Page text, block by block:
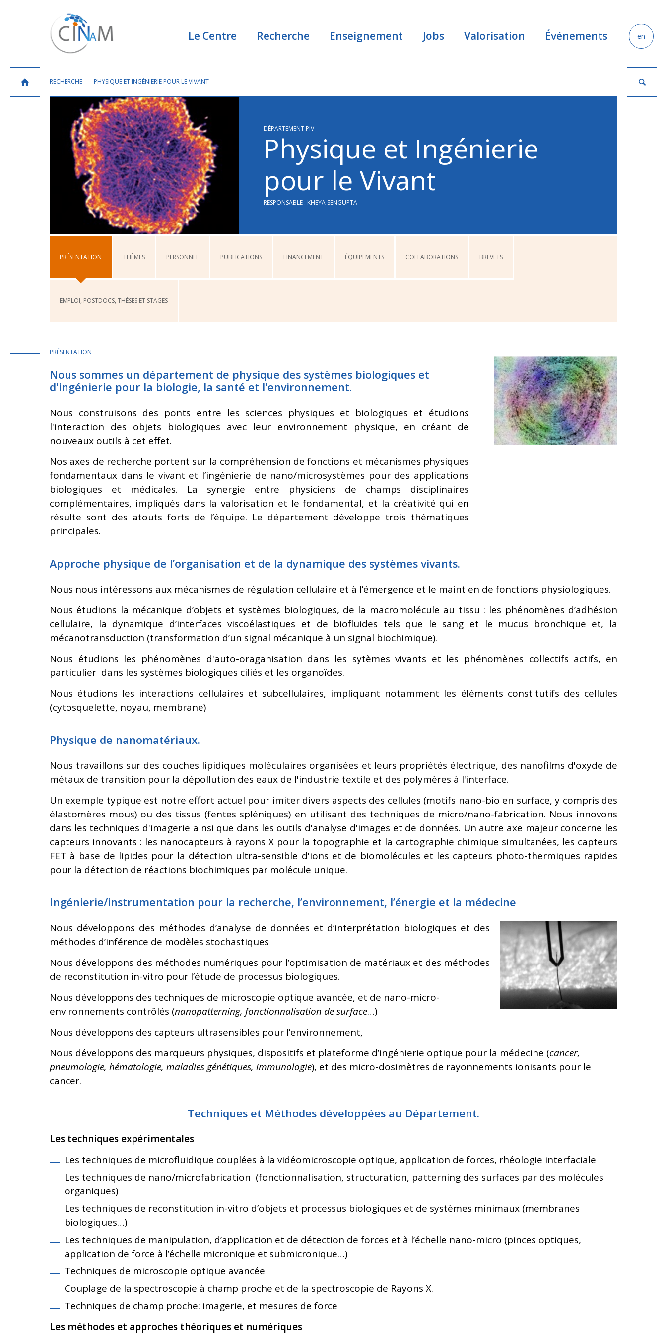
Le Centre Recherche Enseignement Jobs Valorisation Événements en
RECHERCHE PHYSIQUE ET INGÉNIERIE POUR LE VIVANT
DÉPARTEMENT PIV
Physique et Ingénierie
pour le Vivant
RESPONSABLE : KHEYA SENGUPTA
PRÉSENTATION THÈMES PERSONNEL PUBLICATIONS FINANCEMENT ÉQUIPEMENTS COLLABORATIONS BREVETS
EMPLOI, POSTDOCS, THÈSES ET STAGES
PRÉSENTATION
Nous sommes un département de physique des systèmes biologiques et
d'ingénierie pour la biologie, la santé et l'environnement.
Nous construisons des ponts entre les sciences physiques et biologiques et étudions
l'interaction des objets biologiques avec leur environnement physique, en créant de
nouveaux outils à cet effet.
Nos axes de recherche portent sur la compréhension de fonctions et mécanismes physiques
fondamentaux dans le vivant et l’ingénierie de nano/microsystèmes pour des applications
biologiques et médicales. La synergie entre physiciens de champs disciplinaires
complémentaires, impliqués dans la valorisation et le fondamental, et la créativité qui en
résulte sont des atouts forts de l’équipe. Le département développe trois thématiques
principales.
Approche physique de l’organisation et de la dynamique des systèmes vivants.
Nous nous intéressons aux mécanismes de régulation cellulaire et à l’émergence et le maintien de fonctions physiologiques.
Nous étudions la mécanique d’objets et systèmes biologiques, de la macromolécule au tissu : les phénomènes d’adhésion
cellulaire, la dynamique d’interfaces viscoélastiques et de biofluides tels que le sang et le mucus bronchique et, la
mécanotransduction (transformation d’un signal mécanique à un signal biochimique).
Nous étudions les phénomènes d'auto-oraganisation dans les sytèmes vivants et les phénomènes collectifs actifs, en
particulier dans les systèmes biologiques ciliés et les organoïdes.
Nous étudions les interactions cellulaires et subcellulaires, impliquant notamment les éléments constitutifs des cellules
(cytosquelette, noyau, membrane)
Physique de nanomatériaux.
Nous travaillons sur des couches lipidiques moléculaires organisées et leurs propriétés électrique, des nanofilms d'oxyde de
métaux de transition pour la dépollution des eaux de l'industrie textile et des polymères à l'interface.
Un exemple typique est notre effort actuel pour imiter divers aspects des cellules (motifs nano-bio en surface, y compris des
élastomères mous) ou des tissus (fentes spléniques) en utilisant des techniques de micro/nano-fabrication. Nous innovons
dans les techniques d'imagerie ainsi que dans les outils d'analyse d'images et de données. Un autre axe majeur concerne les
capteurs innovants : les nanocapteurs à rayons X pour la topographie et la cartographie chimique simultanées, les capteurs
FET à base de lipides pour la détection ultra-sensible d'ions et de biomolécules et les capteurs photo-thermiques rapides
pour la détection de réactions biochimiques par molécule unique.
Ingénierie/instrumentation pour la recherche, l’environnement, l’énergie et la médecine
Nous développons des méthodes d’analyse de données et d’interprétation biologiques et des
méthodes d’inférence de modèles stochastiques
Nous développons des méthodes numériques pour l’optimisation de matériaux et des méthodes
de reconstitution in-vitro pour l’étude de processus biologiques.
Nous développons des techniques de microscopie optique avancée, et de nano-micro-
environnements contrôlés (nanopatterning, fonctionnalisation de surface…)
Nous développons des capteurs ultrasensibles pour l’environnement,
Nous développons des marqueurs physiques, dispositifs et plateforme d’ingénierie optique pour la médecine (cancer,
pneumologie, hématologie, maladies génétiques, immunologie), et des micro-dosimètres de rayonnements ionisants pour le
cancer.
Techniques et Méthodes développées au Département.
Les techniques expérimentales
Les techniques de microfluidique couplées à la vidéomicroscopie optique, application de forces, rhéologie interfaciale
Les techniques de nano/microfabrication (fonctionnalisation, structuration, patterning des surfaces par des molécules
organiques)
Les techniques de reconstitution in-vitro d’objets et processus biologiques et de systèmes minimaux (membranes
biologiques…)
Les techniques de manipulation, d’application et de détection de forces et à l’échelle nano-micro (pinces optiques,
application de force à l’échelle micronique et submicronique…)
Techniques de microscopie optique avancée
Couplage de la spectroscopie à champ proche et de la spectroscopie de Rayons X.
Techniques de champ proche: imagerie, et mesures de force
Les méthodes et approches théoriques et numériques